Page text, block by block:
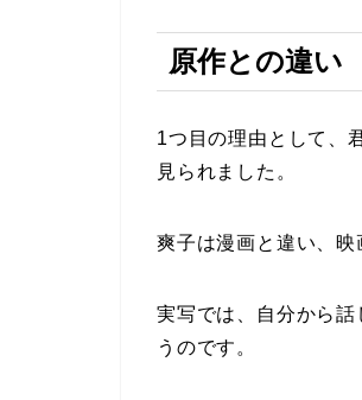
原作との違い
1つ目の理由として、
見られました。
爽子は漫画と違い、映
実写では、自分から
うのです。